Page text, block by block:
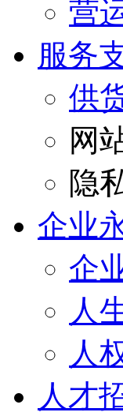
营
服务
供
网
隐
企业
企
人
人
人才